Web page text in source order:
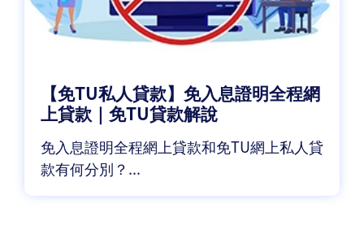
【免TU私人貸款】免入息證明全程網
上貸款｜免TU貸款解說
免入息證明全程網上貸款和免TU網上私人貸
款有何分別？...